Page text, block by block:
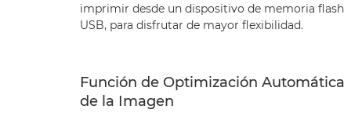
imprimir desde un dispositivo de memoria flash
USB, para disfrutar de mayor flexibilidad.
Función de Optimización Automática
de la Imagen